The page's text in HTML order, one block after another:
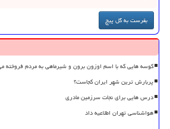
کوسه هایی که با اسم اوزون برون و شیرماهی به مردم
پربارش ترین شهر ایران کجاست؟
درس هایی برای نجات سرزمین مادری
هواشناسی تهران اطلاعیه داد